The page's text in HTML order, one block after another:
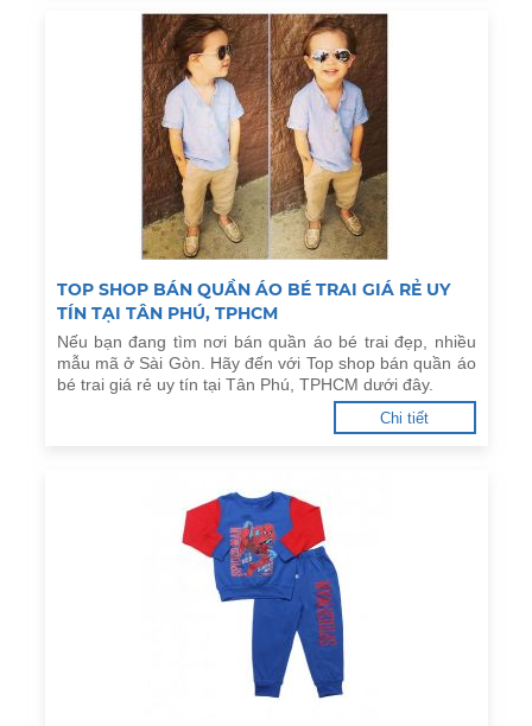
TOP SHOP BÁN QUẦN ÁO BÉ TRAI GIÁ RẺ UY
TÍN TẠI TÂN PHÚ, TPHCM
Nếu bạn đang tìm nơi bán quần áo bé trai đẹp, nhiều
mẫu mã ở Sài Gòn. Hãy đến với Top shop bán quần áo
bé trai giá rẻ uy tín tại Tân Phú, TPHCM dưới đây.
Chi tiết